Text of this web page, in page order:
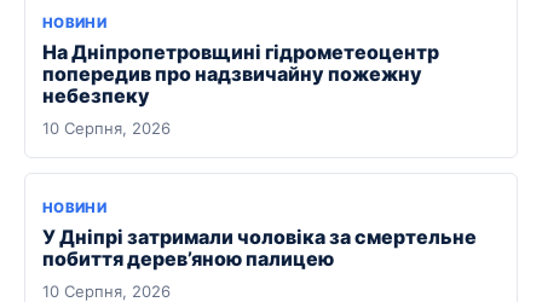
НОВИНИ
На Дніпропетровщині гідрометеоцентр
попередив про надзвичайну пожежну
небезпеку
10 Серпня, 2026
НОВИНИ
У Дніпрі затримали чоловіка за смертельне
побиття дерев’яною палицею
10 Серпня, 2026